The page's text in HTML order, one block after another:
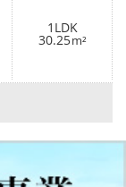
1LDK
30.25m²